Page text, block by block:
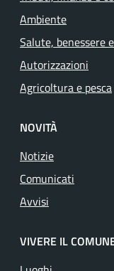
Ambiente
Salute, benessere
Autorizzazioni
Agricoltura e pesca
NOVITÀ
Notizie
Comunicati
Avvisi
VIVERE IL